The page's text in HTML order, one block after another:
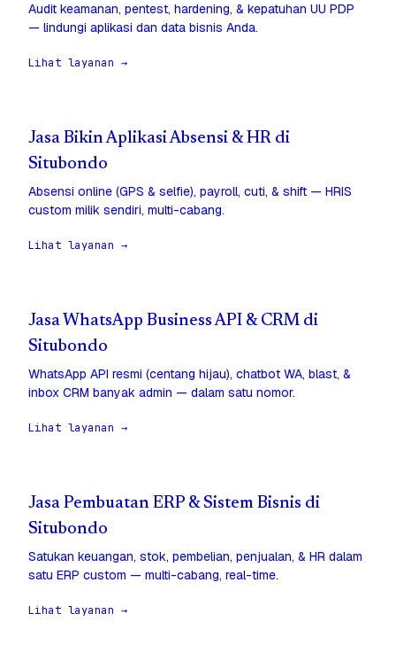
Audit keamanan, pentest, hardening, & kepatuhan UU PDP
— lindungi aplikasi dan data bisnis Anda.
Lihat layanan →
Jasa Bikin Aplikasi Absensi & HR di
Situbondo
Absensi online (GPS & selfie), payroll, cuti, & shift — HRIS
custom milik sendiri, multi-cabang.
Lihat layanan →
Jasa WhatsApp Business API & CRM di
Situbondo
WhatsApp API resmi (centang hijau), chatbot WA, blast, &
inbox CRM banyak admin — dalam satu nomor.
Lihat layanan →
Jasa Pembuatan ERP & Sistem Bisnis di
Situbondo
Satukan keuangan, stok, pembelian, penjualan, & HR dalam
satu ERP custom — multi-cabang, real-time.
Lihat layanan →